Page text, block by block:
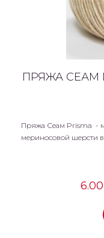
ПРЯЖА СЕАМ
Пряжа Сеам Prisma -
мериносовой шерсти